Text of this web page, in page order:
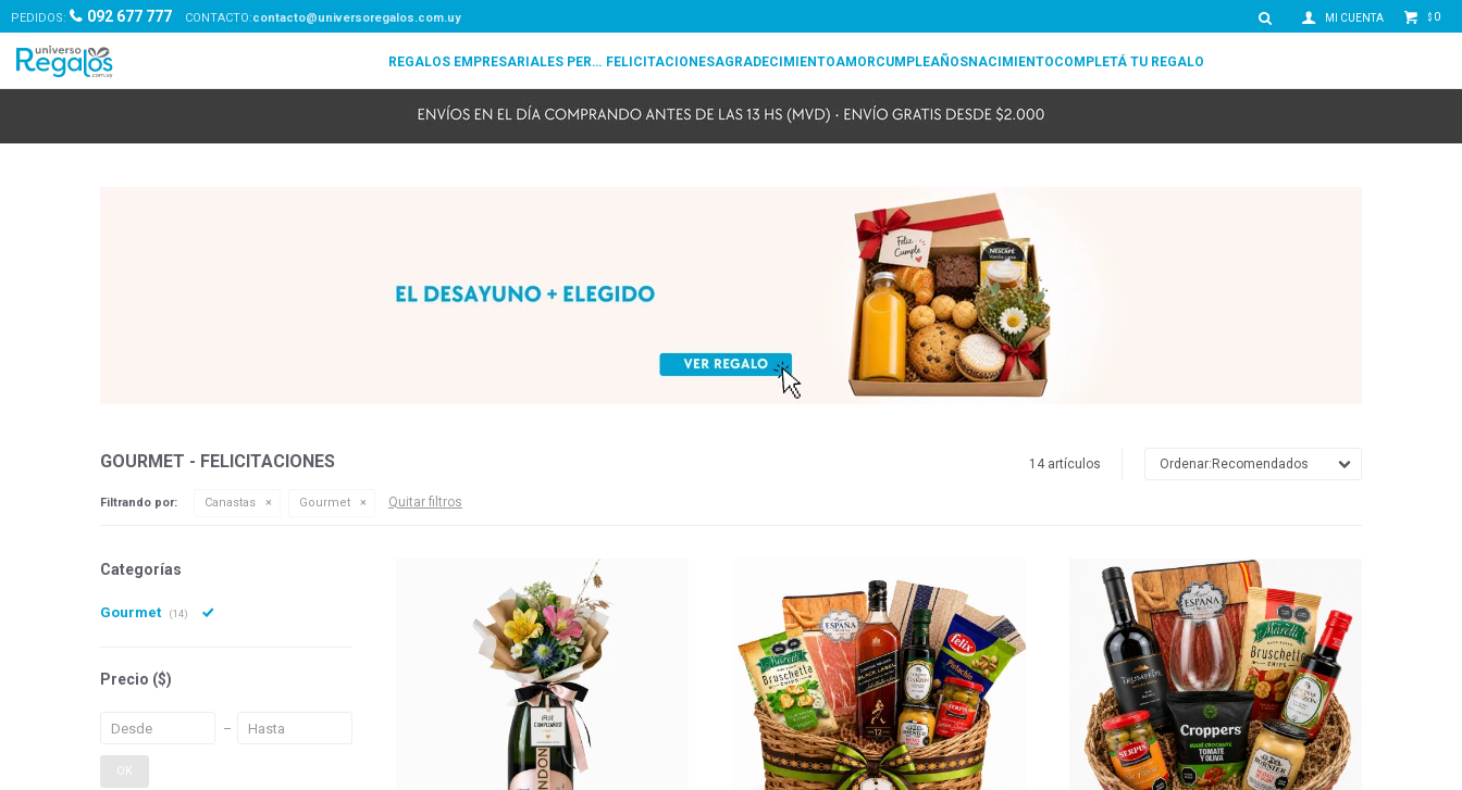
REGALOS EMPRESARIALES PERSONALIZADOS FELICITACIONESAGRADECIMIENTOAMORCUMPLEAÑOSNACIMIENTOCOMPLETÁ TU REGALO
$ 0
PEDIDOS: 092 677 777 contacto@universoregalos.com.uy
GOURMET - FELICITACIONES 14 artículos Recomendados
Filtrando por: Canastas Gourmet Quitar filtros
Categorías
Gourmet (14)
Precio ($)
OK